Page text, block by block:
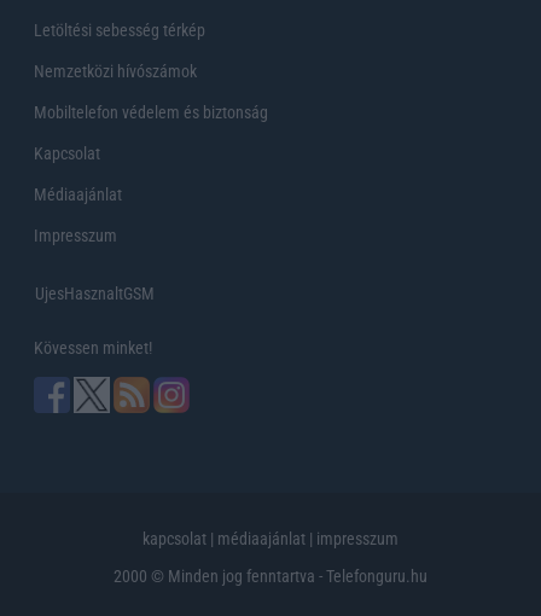
Letöltési sebesség térkép
Nemzetközi hívószámok
Mobiltelefon védelem és biztonság
Kapcsolat
Médiaajánlat
Impresszum
UjesHasznaltGSM
Kövessen minket!
kapcsolat | médiaajánlat | impresszum
2000 © Minden jog fenntartva - Telefonguru.hu